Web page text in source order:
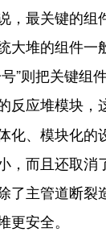
，最关键的组
大堆的组件一
”则把关键组
反应堆模块
化、模块化的
，而且还取消
了主管道断裂
更安全。